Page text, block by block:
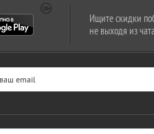
Ищите скидки
не выходя из